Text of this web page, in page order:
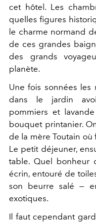
cet hôtel. Les
quelles figures
le charme normand
de ces grandes
des grands
planète.
Une fois sonnées les
dans le jardin
pommiers et
bouquet printanier.
de la mère Toutain
Le petit déjeuner,
table. Quel bonheur
écrin, entouré de
son beurre salé —
exotiques.
Il faut cependant